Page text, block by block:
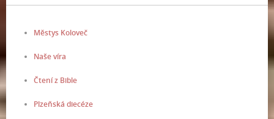
Městys Koloveč
Naše víra
Čtení z Bible
Plzeňská diecéze